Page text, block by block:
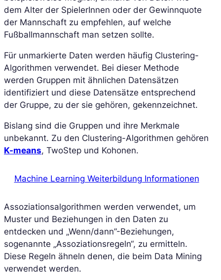
dem Alter der SpielerInnen oder der Gewinnquote
der Mannschaft zu empfehlen, auf welche
Fußballmannschaft man setzen sollte.
Für unmarkierte Daten werden häufig Clustering-
Algorithmen verwendet. Bei dieser Methode
werden Gruppen mit ähnlichen Datensätzen
identifiziert und diese Datensätze entsprechend
der Gruppe, zu der sie gehören, gekennzeichnet.
Bislang sind die Gruppen und ihre Merkmale
unbekannt. Zu den Clustering-Algorithmen gehören
K-means, TwoStep und Kohonen.
Machine Learning Weiterbildung Informationen
Assoziationsalgorithmen werden verwendet, um
Muster und Beziehungen in den Daten zu
entdecken und „Wenn/dann”-Beziehungen,
sogenannte „Assoziationsregeln“, zu ermitteln.
Diese Regeln ähneln denen, die beim Data Mining
verwendet werden.